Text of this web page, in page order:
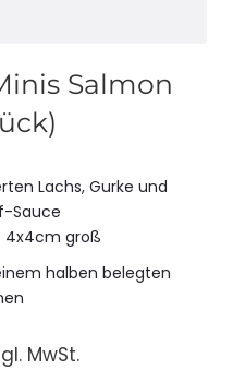
Salmon
Lachs, Gurke und
Sauce
4x4cm groß
halben belegten
MwSt.